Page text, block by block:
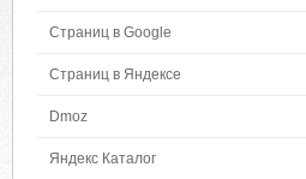
Страниц в Google
Страниц в Яндексе
Dmoz
Яндекс Каталог